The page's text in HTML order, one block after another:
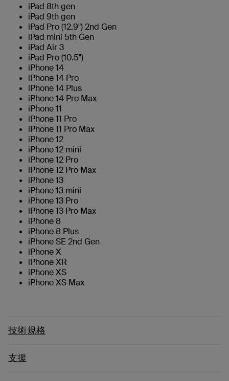
iPad 8th gen
iPad 9th gen
iPad Pro (12.9") 2nd Gen
iPad mini 5th Gen
iPad Air 3
iPad Pro (10.5")
iPhone 14
iPhone 14 Pro
iPhone 14 Plus
iPhone 14 Pro Max
iPhone 11
iPhone 11 Pro
iPhone 11 Pro Max
iPhone 12
iPhone 12 mini
iPhone 12 Pro
iPhone 12 Pro Max
iPhone 13
iPhone 13 mini
iPhone 13 Pro
iPhone 13 Pro Max
iPhone 8
iPhone 8 Plus
iPhone SE 2nd Gen
iPhone X
iPhone XR
iPhone XS
iPhone XS Max
技術規格
支援